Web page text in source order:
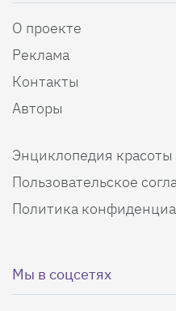
О проекте
Реклама
Контакты
Авторы
Энциклопедия красоты
Пользовательское
Политика
Мы в соцсетях